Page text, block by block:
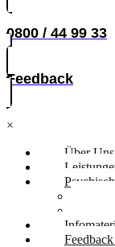
0800 / 44 99 33
Feedback
×
Über Uns